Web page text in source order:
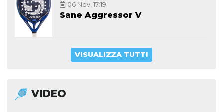
06 Nov, 17:19
Sane Aggressor V
VISUALIZZA TUTTI
VIDEO